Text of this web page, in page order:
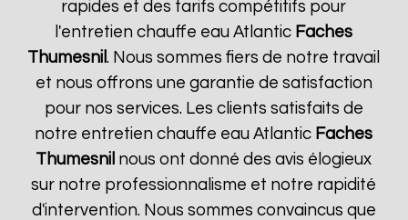
rapides et des tarifs compétitifs pour
l'entretien chauffe eau Atlantic Faches
Thumesnil. Nous sommes fiers de notre travail
et nous offrons une garantie de satisfaction
pour nos services. Les clients satisfaits de
notre entretien chauffe eau Atlantic Faches
Thumesnil nous ont donné des avis élogieux
sur notre professionnalisme et notre rapidité
d'intervention. Nous sommes convaincus que